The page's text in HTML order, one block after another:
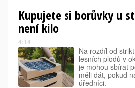
Kupujete si borůvky u
není kilo
4:14
Na rozdíl od
lesních plodů v
je mohou sbírat
měli dát, pokud
úředníci.